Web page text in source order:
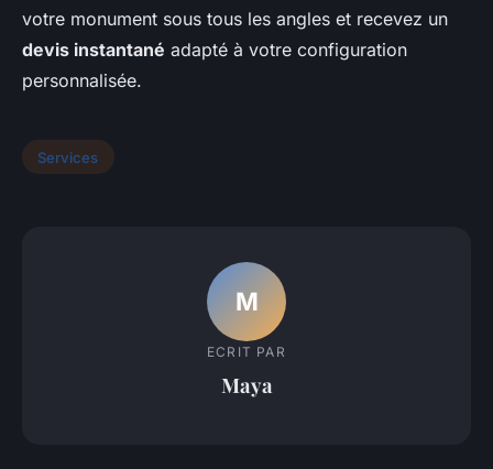
votre monument sous tous les angles et recevez un
devis instantané adapté à votre configuration
personnalisée.
Services
M
ECRIT PAR
Maya